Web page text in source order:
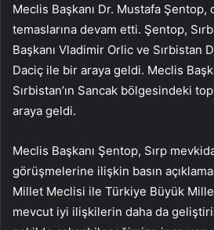
Meclis Başkanı Dr. Mustafa Şentop,
temaslarına devam etti. Şentop,
Başkanı Vladimir Orlic ve Sırbistan
Daciç ile bir araya geldi. Meclis
Sırbistan’ın Sancak bölgesindeki
araya geldi.
Meclis Başkanı Şentop, Sırp
görüşmelerine ilişkin basın
Millet Meclisi ile Türkiye Büyük
mevcut iyi ilişkilerin daha da